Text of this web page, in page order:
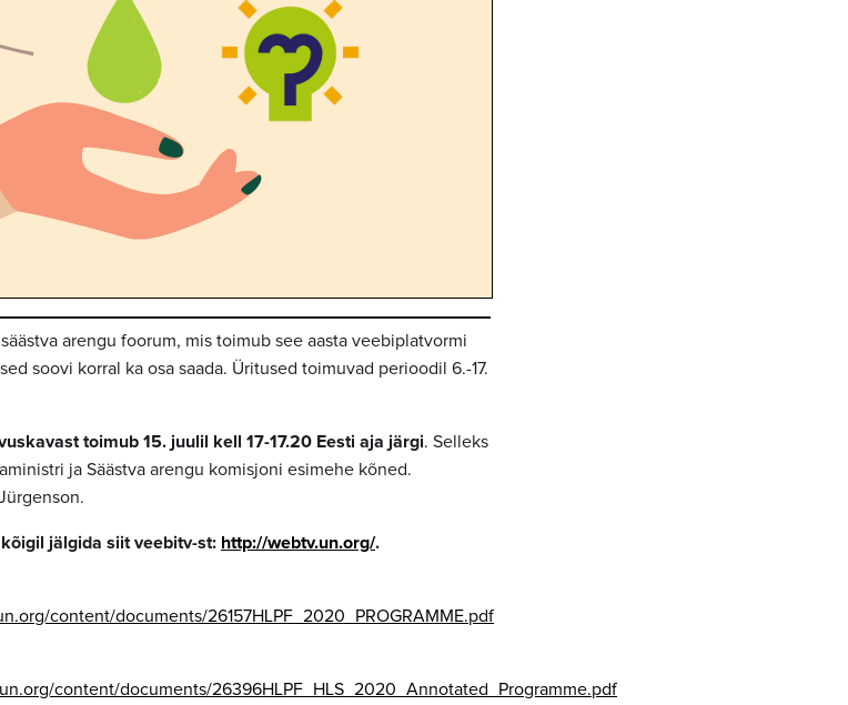
arengu foorum, mis toimub see aasta veebiplatvormi
soovi korral ka osa saada. Üritused toimuvad perioodil 6.-17.
toimub 15. juulil kell 17-17.20 Eesti aja järgi. Selleks
ja Säästva arengu komisjoni esimehe kõned.
jälgida siit veebitv-st: http://webtv.un.org/.
content/documents/26157HLPF_2020_PROGRAMME.pdf
content/documents/26396HLPF_HLS_2020_Annotated_Programme.pdf